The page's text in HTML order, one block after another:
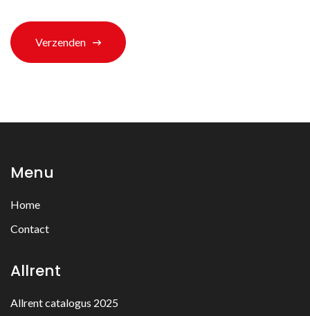
Verzenden
Menu
Home
Contact
Allrent
Allrent catalogus 2025